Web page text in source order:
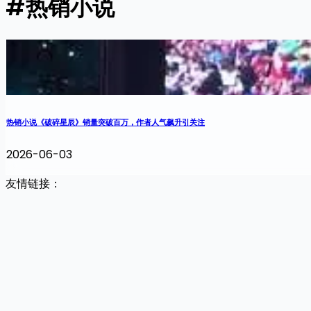
#热销小说
热销小说《破碎星辰》销量突破百万，作者人气飙升引关注
2026-06-03
友情链接：